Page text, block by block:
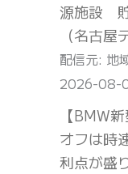
源施設
（名古屋
配信元: 地
2026-08-
【BMW
オフは時
利点が盛